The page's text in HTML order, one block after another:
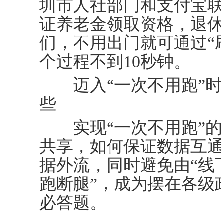
圳市人社部门和支付宝
证养老金领取资格，退
们，不用出门就可通过
个过程不到10秒钟。
迈入“一次不用跑”时
些
实现“一次不用跑”的
共享，如何保证数据互
据外流，同时避免由“线
跑断腿”，成为摆在各
必答题。